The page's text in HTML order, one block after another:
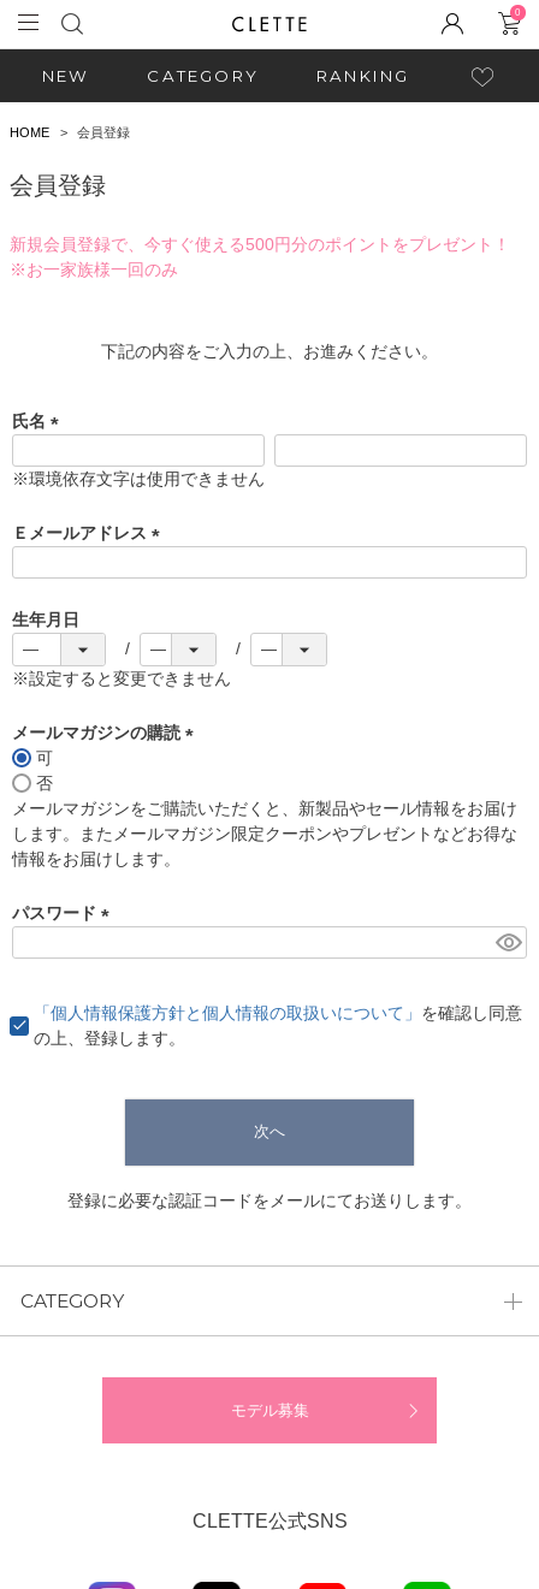
0
NEW CATEGORY RANKING
HOME 会員登録
会員登録
新規会員登録で、今すぐ使える500円分のポイントをプレゼント！
※お一家族様一回のみ
下記の内容をご入力の上、お進みください。
氏名
必
)
※環境依存文字は使用できません
Ｅメールアドレス
)
生年月日
※設定すると変更できません
メールマガジンの購読
須
)
可
否
メールマガジンをご購読いただくと、新製品やセール情報をお届け
します。またメールマガジン限定クーポンやプレゼントなどお得な
情報をお届けします。
パスワード
)
「個人情報保護方針と個人情報の取扱いについて」 を確認し同意
の上、登録します。
次へ
登録に必要な認証コードをメールにてお送りします。
CATEGORY
モデル募集
CLETTE公式SNS